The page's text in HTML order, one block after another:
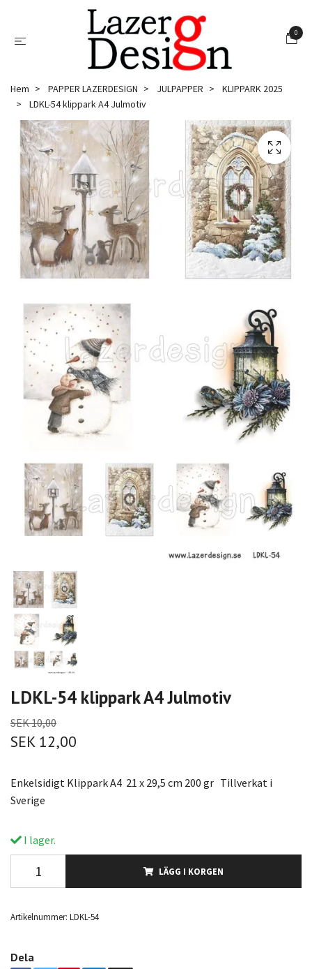
0
Hem PAPPER LAZERDESIGN JULPAPPER
KLIPPARK 2025
LDKL-54 klippark A4 Julmotiv
LDKL-54 klippark A4 Julmotiv
SEK 10,00
SEK 12,00
Enkelsidigt Klippark A4 21 x 29,5 cm 200 gr Tillverkat i
Sverige
I lager.
LÄGG I KORGEN
Artikelnummer: LDKL-54
Dela